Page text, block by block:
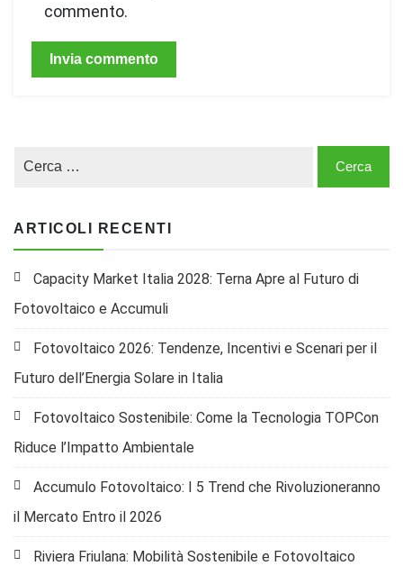
commento.
ARTICOLI RECENTI
Capacity Market Italia 2028: Terna Apre al Futuro di
Fotovoltaico e Accumuli
Fotovoltaico 2026: Tendenze, Incentivi e Scenari per il
Futuro dell’Energia Solare in Italia
Fotovoltaico Sostenibile: Come la Tecnologia TOPCon
Riduce l’Impatto Ambientale
Accumulo Fotovoltaico: I 5 Trend che Rivoluzioneranno
il Mercato Entro il 2026
Riviera Friulana: Mobilità Sostenibile e Fotovoltaico